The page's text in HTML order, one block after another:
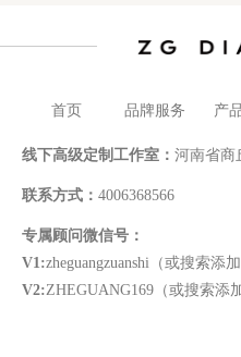
首页 品牌服务 产
线下高级定制工作室： 河南省商
联系方式： 4006368566
专属顾问微信号：
V1:zheguangzuanshi（或搜索添
V2:ZHEGUANG169（或搜索添